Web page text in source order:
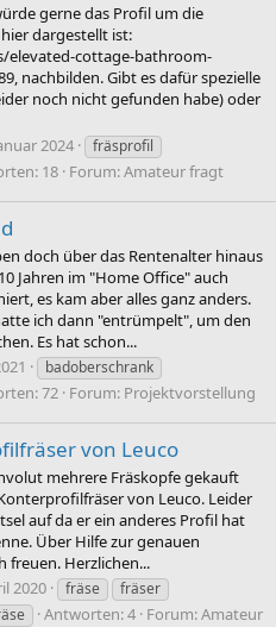
gerne das Profil um die
dargestellt ist:
elevated-cottage-bathroom-
nachbilden. Gibt es dafür spezielle
noch nicht gefunden habe) oder
2024
fräsprofil
18 Forum:Amateur fragt
doch über das Rentenalter hinaus
Jahren im "Home Office" auch
es kam aber alles ganz anders.
ich dann "entrümpelt", um den
Es hat schon...
badoberschrank
72 Forum: Projektvorstellung
von Leuco
mehrere Fräskopfe gekauft
von Leuco. Leider
auf da er ein anderes Profil hat
Über Hilfe zur genauen
freuen. Herzlichen...
2020 fräse
fräser
Antworten: 4 Forum:Amateur